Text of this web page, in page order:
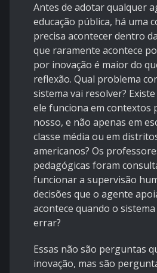
Antes de adotar qualquer
educação pública, há uma
precisa acontecer dentro
que raramente acontece
por inovação é maior do
reflexão. Qual problema
sistema vai resolver?
ele funciona em contextos
nosso, e não apenas em
classe média ou em
americanos? Os
pedagógicas foram
funcionar a supervisão
decisões que o agente
acontece quando o
errar?
Essas não são perguntas
inovação, mas são